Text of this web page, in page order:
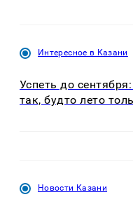
Интересное в Казани
Успеть до
так, будто лето
Новости Казани